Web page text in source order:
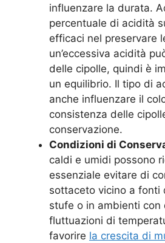
influenzare la durata.
percentuale di acidità
efficaci nel preservare
un’eccessiva acidità
delle cipolle, quindi è
un equilibrio. Il tipo di
anche influenzare il
consistenza delle
conservazione.
Condizioni di
caldi e umidi possono
essenziale evitare di
sottaceto vicino a fonti
stufe o in ambienti con
fluttuazioni di
favorire la crescita di